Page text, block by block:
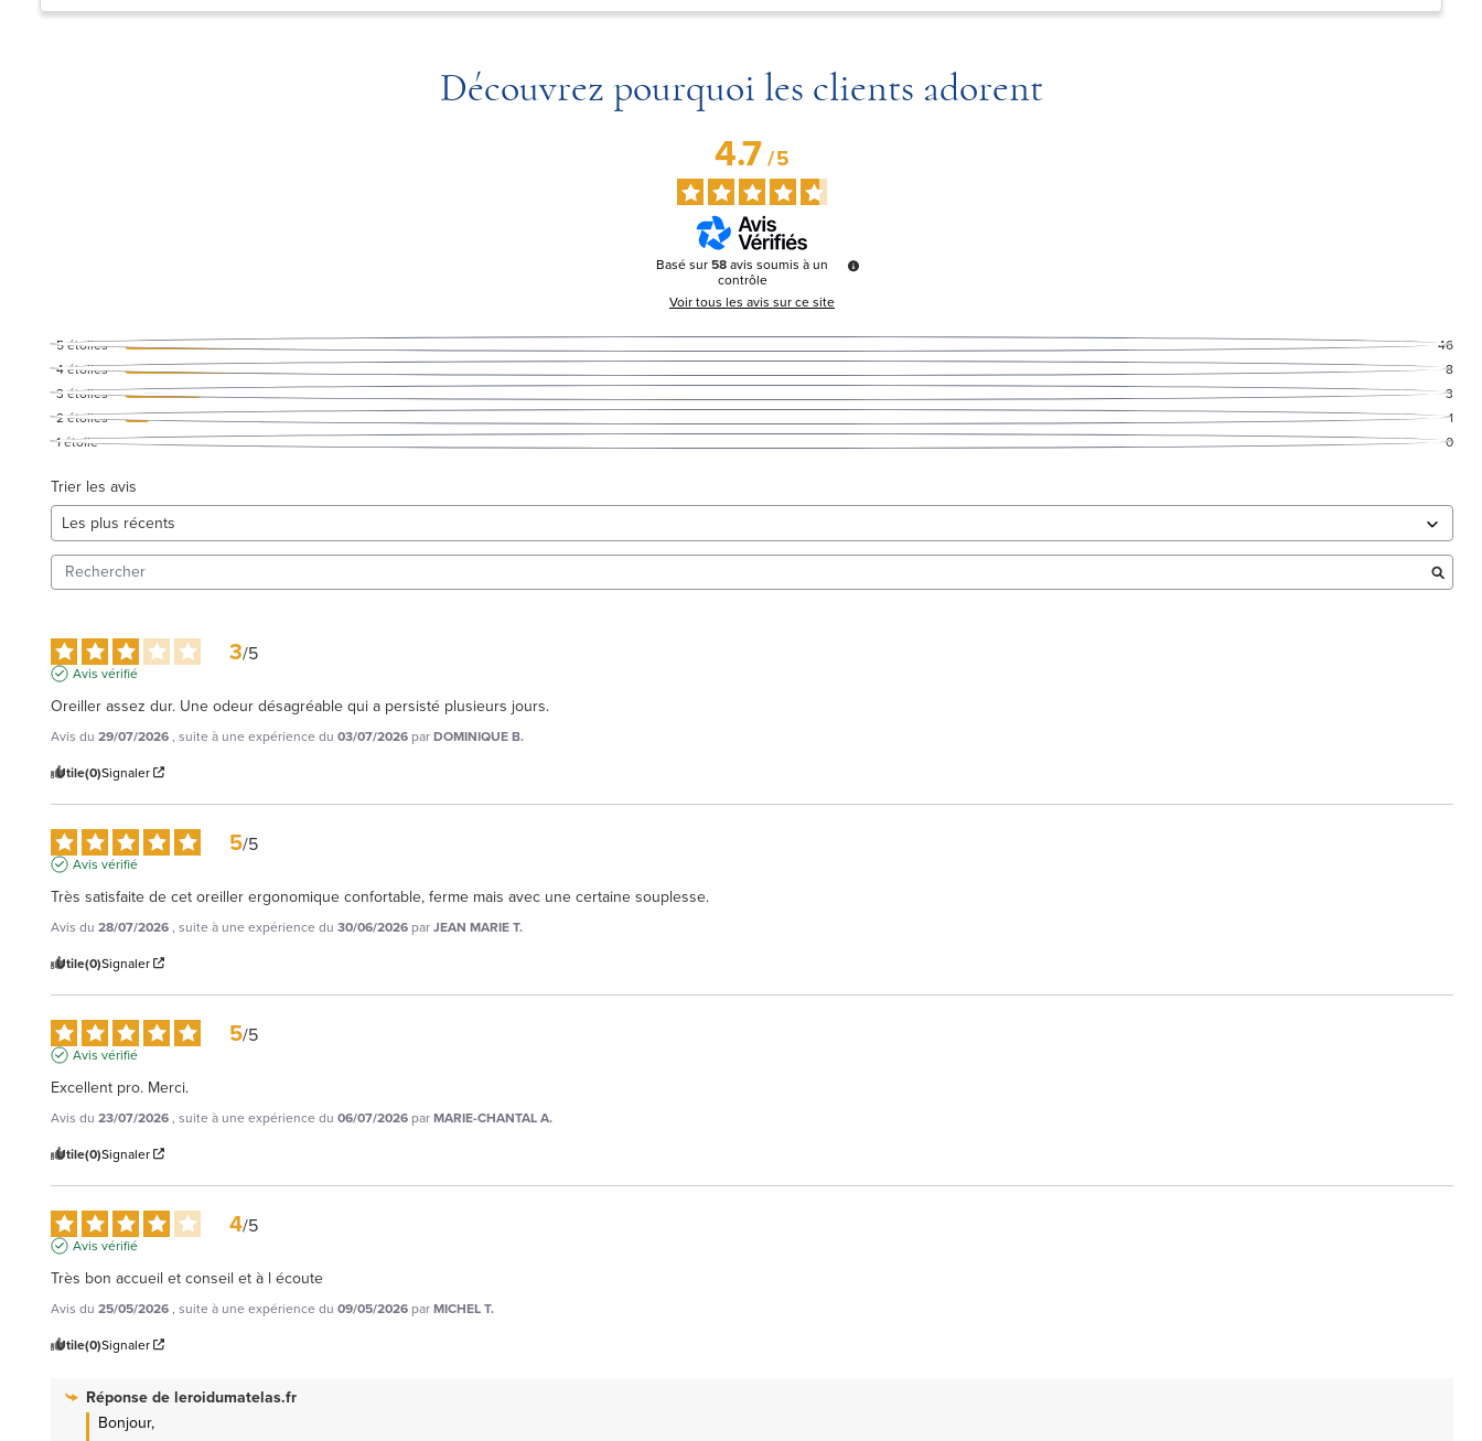
Découvrez pourquoi les clients adorent
4.7/5
Basé sur58avis soumis à un
contrôle
Voir tous les avis sur ce site
5étoiles
46
4étoiles
8
3 étoiles
3
2étoiles
1
1étoile 0
Trier les avis
3/5
Avis vérifié
Oreiller assez dur. Une odeur désagréable qui a persisté plusieurs jours.
Avis du 29/07/2026, suite à une expérience du 03/07/2026 parDOMINIQUE B.
Utile(0)Signaler
5/5
Avis vérifié
Très satisfaite de cet oreiller ergonomique confortable, ferme mais avec une certaine souplesse.
Avis du 28/07/2026, suite à une expérience du 30/06/2026 parJEAN MARIE T.
Utile(0)Signaler
5/5
Avis vérifié
Excellent pro. Merci.
Avis du 23/07/2026, suite à une expérience du 06/07/2026 parMARIE-CHANTAL A.
Utile(0)Signaler
4/5
Avis vérifié
Très bon accueil et conseil et à l écoute
Avis du 25/05/2026, suite à une expérience du 09/05/2026 parMICHEL T.
Utile(0)Signaler
Réponse de leroidumatelas.fr
Bonjour,